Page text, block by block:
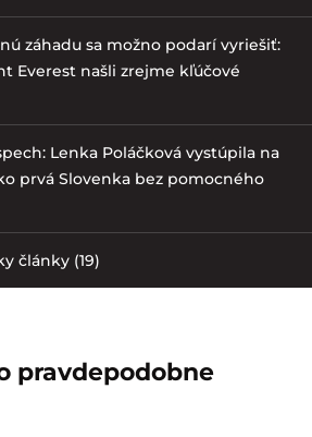
záhadu sa možno podarí vyriešiť:
Everest našli zrejme kľúčové
Lenka Poláčková vystúpila na
prvá Slovenka bez pomocného
články (19)
pravdepodobne